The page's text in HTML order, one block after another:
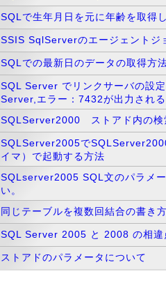
SQLで生年月日を元に年齢を取得
SSIS SqlServerのエージェントジ
SQLでの最新日のデータの取得方
SQL Server でリンクサーバの
Server,エラー：7432が出力される
SQLServer2000 ストアド内の検
SQLServer2005で
イマ）で起動する方法
SQLserver2005 SQL文のパラメ
い。
同じテーブルを複数回結合の書き
SQL Server 2005 と 2008 の相違
ストアドのパラメータについて